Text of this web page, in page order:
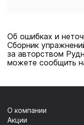
Об ошибках и
Сборник
за авторством
можете сообщить
О компании
Акции